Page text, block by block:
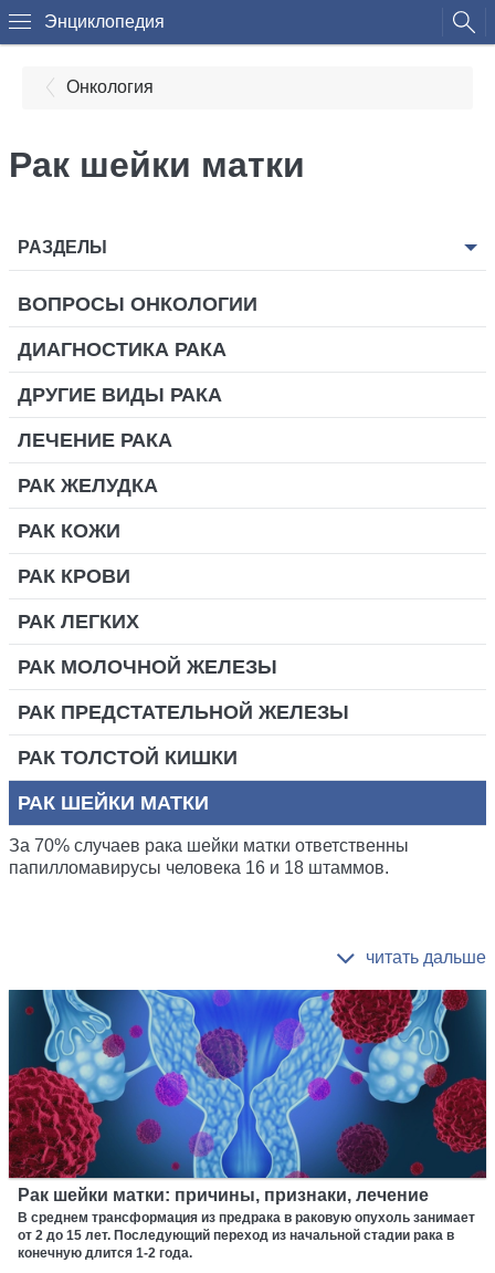
Энциклопедия
Онкология
Рак шейки матки
РАЗДЕЛЫ
ВОПРОСЫ ОНКОЛОГИИ
ДИАГНОСТИКА РАКА
ДРУГИЕ ВИДЫ РАКА
ЛЕЧЕНИЕ РАКА
РАК ЖЕЛУДКА
РАК КОЖИ
РАК КРОВИ
РАК ЛЕГКИХ
РАК МОЛОЧНОЙ ЖЕЛЕЗЫ
РАК ПРЕДСТАТЕЛЬНОЙ ЖЕЛЕЗЫ
РАК ТОЛСТОЙ КИШКИ
РАК ШЕЙКИ МАТКИ
За 70% случаев рака шейки матки ответственны
папилломавирусы человека 16 и 18 штаммов.
Рак шейки матки: причины, признаки, лечение
В среднем трансформация из предрака в раковую опухоль занимает
от 2 до 15 лет. Последующий переход из начальной стадии рака в
конечную длится 1-2 года.